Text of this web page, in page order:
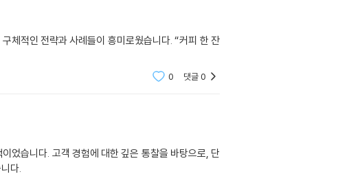
체적인 전략과 사례들이 흥미로웠습니다. “커피 한 잔
0 댓글0
었습니다. 고객 경험에 대한 깊은 통찰을 바탕으로, 단
다.